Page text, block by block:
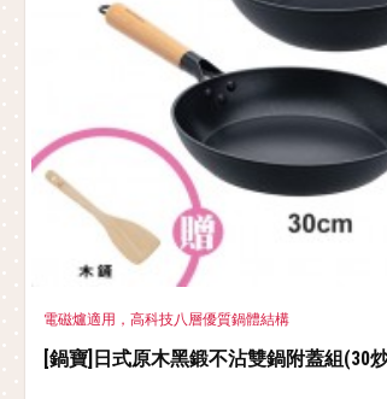
電磁爐適用，高科技八層優質鍋體結構
[鍋寶]日式原木黑鍛不沾雙鍋附蓋組(30